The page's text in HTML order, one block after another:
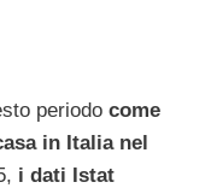
periodo come
in Italia nel
i dati Istat